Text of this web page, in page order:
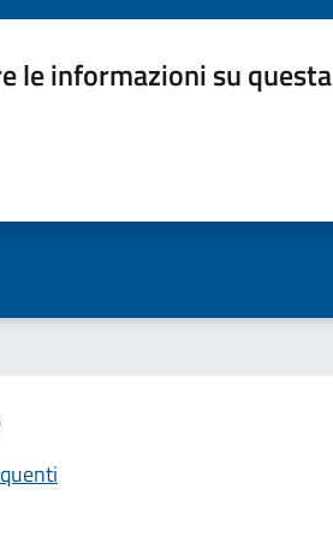
le informazioni su questa